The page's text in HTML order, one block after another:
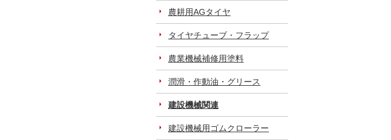
農耕用AGタイヤ
タイヤチューブ・フラップ
農業機械補修用塗料
潤滑・作動油・グリース
建設機械関連
建設機械用ゴムクローラー